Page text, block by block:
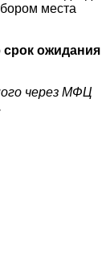
места
срок ожидания
через МФЦ